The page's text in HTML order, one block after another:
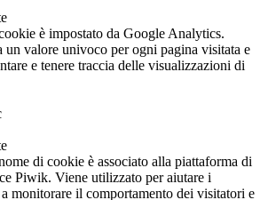
è impostato da Google Analytics.
un valore univoco per ogni pagina visitata e
e tenere traccia delle visualizzazioni di
di cookie è associato alla piattaforma di
Piwik. Viene utilizzato per aiutare i
monitorare il comportamento dei visitatori e